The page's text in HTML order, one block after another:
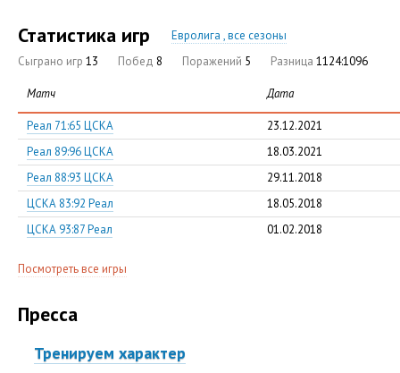
Статистика игр
Евролига , все сезоны
Сыграно игр 13 Побед 8 Поражений 5 Разница 1124:1096
Матч Дата
Реал 71:65 ЦСКА
23.12.2021
Реал 89:96 ЦСКА
18.03.2021
Реал 88:93 ЦСКА
29.11.2018
ЦСКА 83:92 Реал
18.05.2018
ЦСКА 93:87 Реал
01.02.2018
Посмотреть все игры
Пресса
Тренируем характер